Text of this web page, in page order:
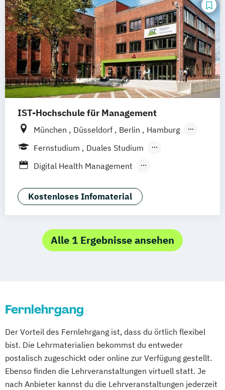
IST-Hochschule für Management
München Düsseldorf Berlin
Hamburg
Weil am Rhein
Frankfurt am Main
Fernstudium
Duales Studium
Fernlehrgang
Vollzeit
Digital Health Management
(Schwerpunkt Gesundheitsmanagement)
Dualer MBA Health Care Management
Fitnesswissenschaft und Fitnessökonomie
Management im Gesundheitswesen
Sports Nutrion (EN)
Projektmanagement im
Gessundheitswesen
Prävention & Gesundheitsförderung
Kostenloses Infomaterial
Alle 1 Ergebnisse ansehen
Fernlehrgang
Der Vorteil des Fernlehrgang ist, dass du örtlich flexibel
bist. Die Lehrmaterialien bekommst du entweder
postalisch zugeschickt oder online zur Verfügung gestellt.
Ebenso finden die Lehrveranstaltungen virtuell statt. Je
nach Anbieter kannst du die Lehrveranstaltungen jederzeit